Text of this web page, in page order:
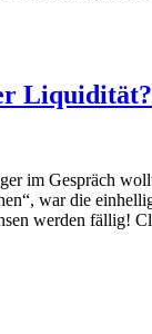
Liquidität?
im Gespräch
war die
werden fällig!